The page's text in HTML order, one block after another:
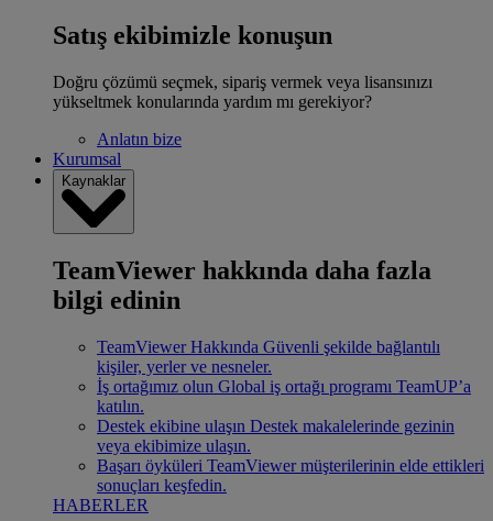
Satış ekibimizle konuşun
Doğru çözümü seçmek, sipariş vermek veya lisansınızı
yükseltmek konularında yardım mı gerekiyor?
Anlatın bize
Kurumsal
Kaynaklar
TeamViewer hakkında daha fazla
bilgi edinin
TeamViewer Hakkında Güvenli şekilde bağlantılı
kişiler, yerler ve nesneler.
İş ortağımız olun Global iş ortağı programı TeamUP’a
katılın.
Destek ekibine ulaşın Destek makalelerinde gezinin
veya ekibimize ulaşın.
Başarı öyküleri TeamViewer müşterilerinin elde ettikleri
sonuçları keşfedin.
HABERLER